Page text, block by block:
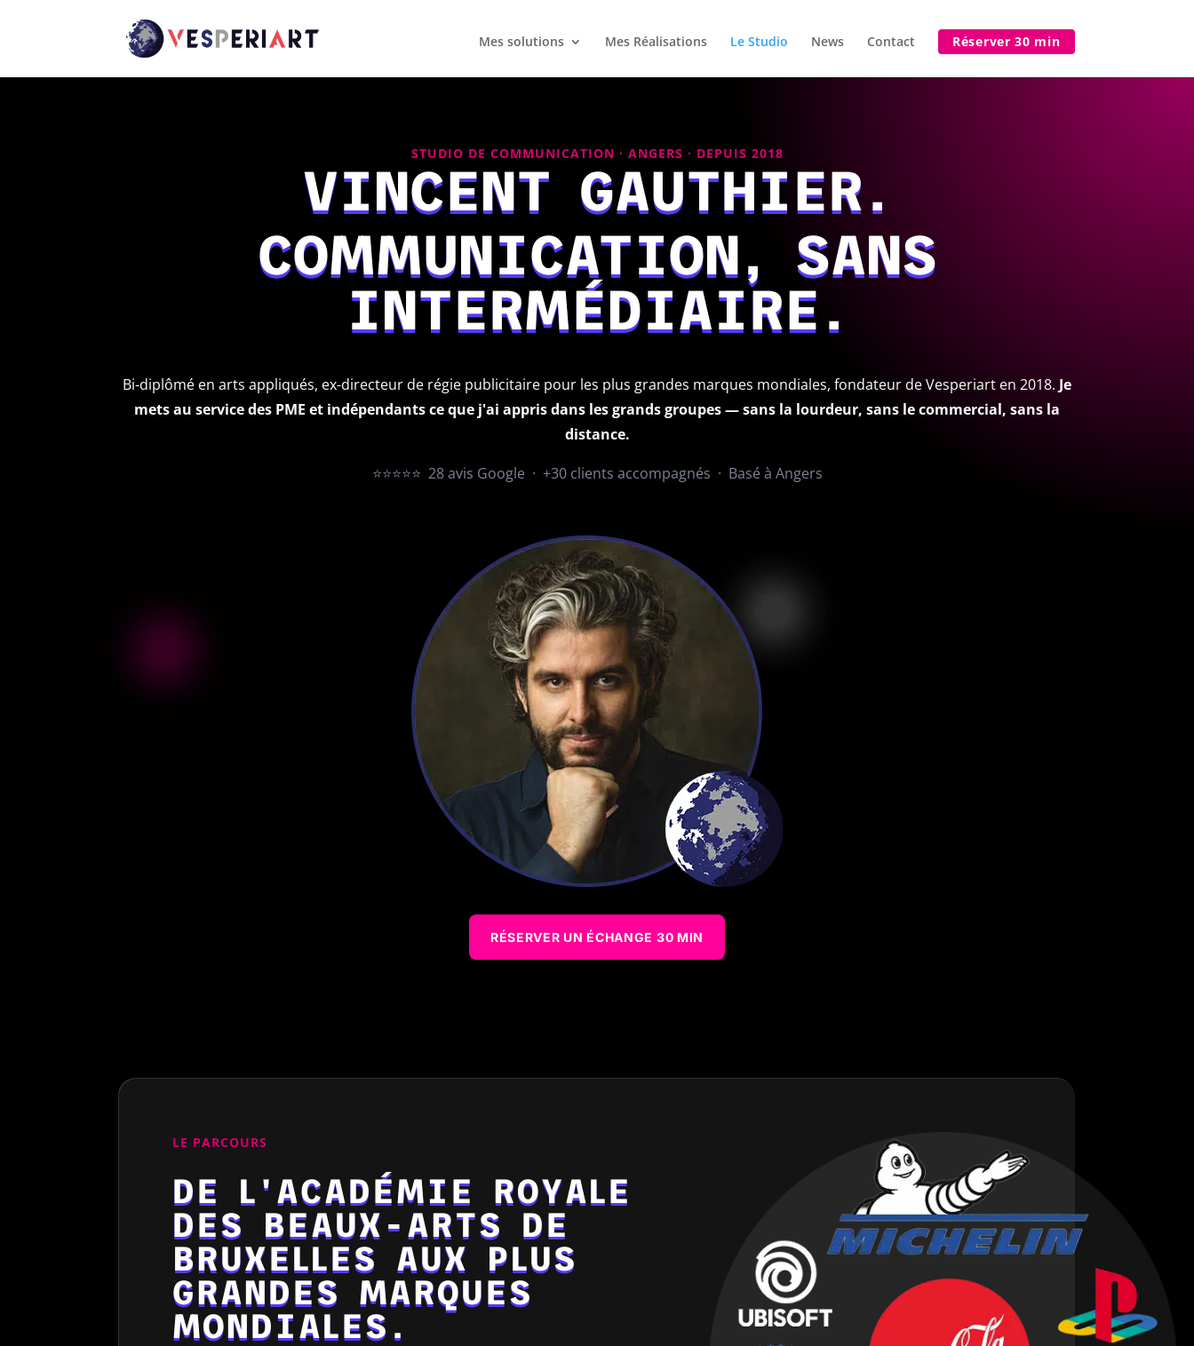
Mes solutions Mes Réalisations Le Studio News Contact Réserver 30 min
STUDIO DE COMMUNICATION · ANGERS · DEPUIS 2018
VINCENT GAUTHIER.
COMMUNICATION, SANS
INTERMÉDIAIRE.
Bi-diplômé en arts appliqués, ex-directeur de régie publicitaire pour les plus grandes marques mondiales, fondateur de Vesperiart en 2018. Je
mets au service des PME et indépendants ce que j'ai appris dans les grands groupes — sans la lourdeur, sans le commercial, sans la
distance.
⭐⭐⭐⭐⭐ 28 avis Google · +30 clients accompagnés · Basé à Angers
RÉSERVER UN ÉCHANGE 30 MIN
LE PARCOURS
DE L'ACADÉMIE ROYALE
DES BEAUX-ARTS DE
BRUXELLES AUX PLUS
GRANDES MARQUES
MONDIALES.